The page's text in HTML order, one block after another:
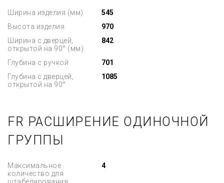
Ширина изделия (мм)
545
Высота изделия
970
Ширина с дверцей,
открытой на 90° (мм)
842
Глубина с ручкой
701
Глубина с дверцей,
открытой на 90°
1085
FR РАСШИРЕНИЕ ОДИНОЧНОЙ
ГРУППЫ
Максимальное
количество для
4